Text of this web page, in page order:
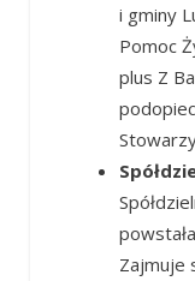
i gminy
Pomoc
plus Z
Zajmuje